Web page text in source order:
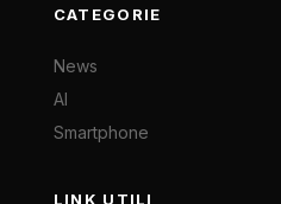
CATEGORIE
News
AI
Smartphone
LINK UTILI